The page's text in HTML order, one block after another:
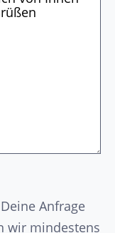
Anfrage
wir mindestens